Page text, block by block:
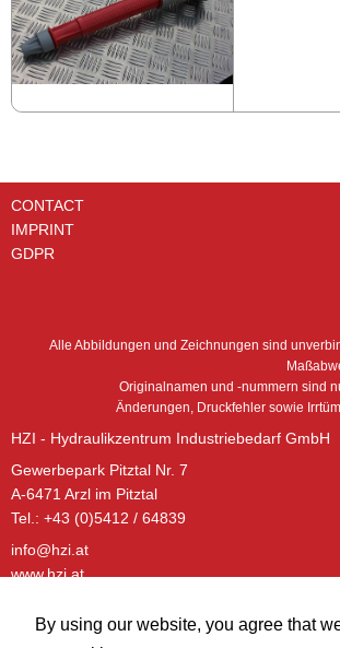
By using our website, you agree that
CONTACT
IMPRINT
GDPR
Alle Abbildungen und Zeichnungen sind
Originalnamen und -nummern sind
Änderungen, Druckfehler sowie
HZI - Hydraulikzentrum Industriebedarf GmbH
Gewerbepark Pitztal Nr. 7
A-6471 Arzl im Pitztal
Tel.: +43 (0)5412 / 64839
info@hzi.at
www.hzi.at
Montag - Donnerstag: